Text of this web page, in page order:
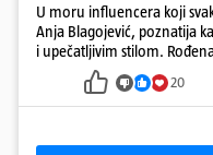
U moru influencera koji
Anja Blagojević, poznatija
i upečatljivim stilom.
Dubaiju, Anja je spoj
20